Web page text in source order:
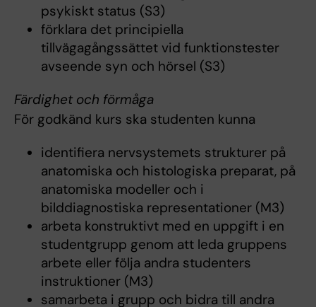
psykiskt status (S3)
förklara det principiella
tillvägagångssättet vid funktionstester
avseende syn och hörsel (S3)
Färdighet och förmåga
För godkänd kurs ska studenten kunna
identifiera nervsystemets strukturer på
anatomiska och histologiska preparat, på
anatomiska modeller och i
bilddiagnostiska representationer (M3)
arbeta konstruktivt med en uppgift i en
studentgrupp genom att leda gruppens
arbete eller följa andra studenters
instruktioner (M3)
samarbeta i grupp och bidra till andra